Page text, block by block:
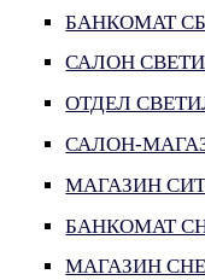
БАНКОМАТ
САЛОН
ОТДЕЛ
САЛОН-
МАГАЗИН
БАНКОМАТ
МАГАЗИН